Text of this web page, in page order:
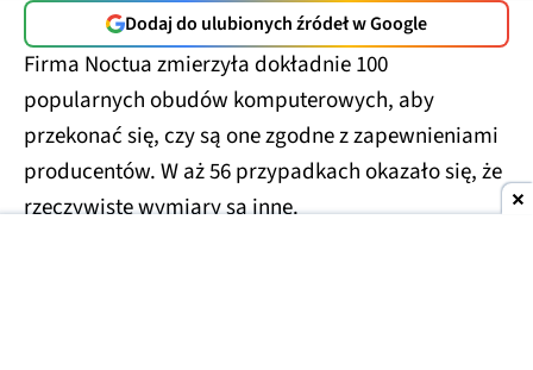
Dodaj do ulubionych źródeł w Google
Firma Noctua zmierzyła dokładnie 100
popularnych obudów komputerowych, aby
przekonać się, czy są one zgodne z zapewnieniami
producentów. W aż 56 przypadkach okazało się, że
rzeczywiste wymiary są inne.